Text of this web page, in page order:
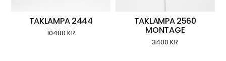
TAKLAMPA 2444
10400 KR
TAKLAMPA 2560
MONTAGE
3400KR